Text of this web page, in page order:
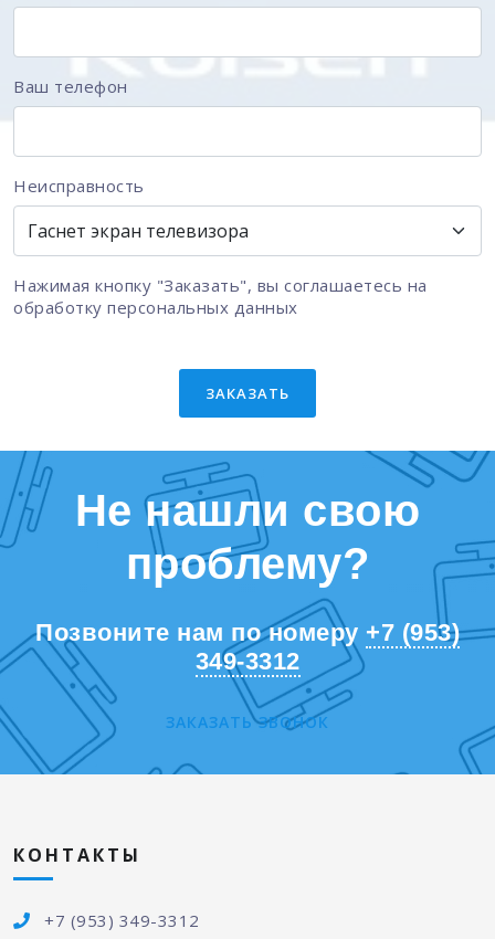
Ваш телефон
Неисправность
Нажимая кнопку "Заказать", вы соглашаетесь на
обработку персональных данных
ЗАКАЗАТЬ
Не нашли свою
проблему?
Позвоните нам по номеру +7 (953)
349-3312
ЗАКАЗАТЬ ЗВОНОК
КОНТАКТЫ
+7 (953) 349-3312